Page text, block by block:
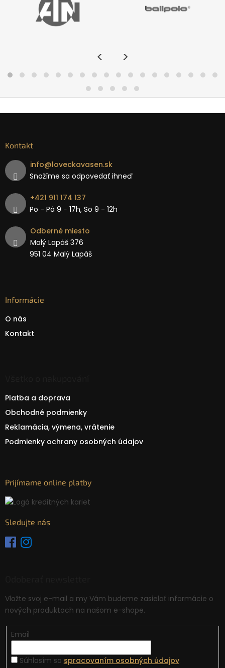
< >
Kontakt
info@loveckavasen.sk
Snažíme sa odpovedať ihneď
+421 911 174 137
Po - Pá 9 − 17h, So 9 - 12h
Odberné miesto
Malý Lapáš 376
951 04 Malý Lapáš
Informácie
O nás
Kontakt
Platba a doprava
Obchodné podmienky
Reklamácia, výmena, vrátenie
Podmienky ochrany osobných údajov
Prijímame online platby
Sledujte nás
Vložte svoj e-mail a my Vám budeme zasielať informácie o
nových produktoch na našom e-shope.
Email
Súhlasím so spracovaním osobných údajov.